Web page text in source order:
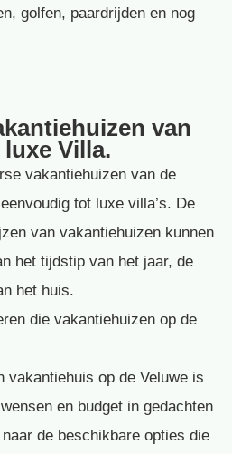
golfen, paardrijden en nog
van
Villa.
vakantiehuizen van de
tot luxe villa’s. De
van vakantiehuizen kunnen
het tijdstip van het jaar, de
het huis.
die vakantiehuizen op de
vakantiehuis op de Veluwe is
en budget in gedachten
de beschikbare opties die